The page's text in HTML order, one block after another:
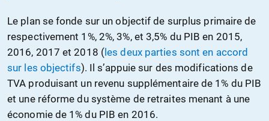
Le plan se fonde sur un objectif de surplus primaire de
respectivement 1%, 2%, 3%, et 3,5% du PIB en 2015,
2016, 2017 et 2018 (les deux parties sont en accord
sur les objectifs). Il s’appuie sur des modifications de
TVA produisant un revenu supplémentaire de 1% du PIB
et une réforme du système de retraites menant à une
économie de 1% du PIB en 2016.